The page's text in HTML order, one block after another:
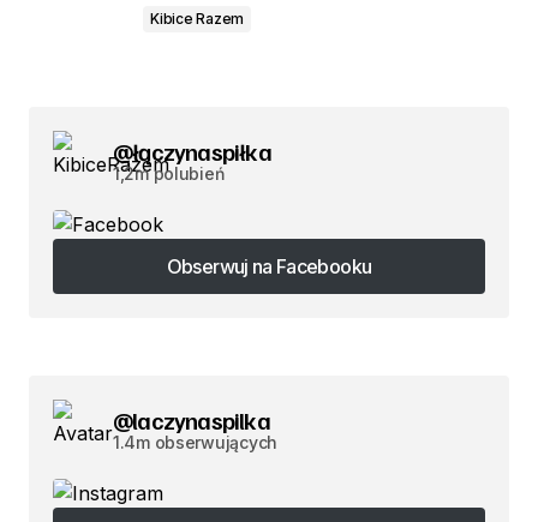
Kibice Razem
@łączynaspiłka
1,2m polubień
Obserwuj na Facebooku
Obserwuj na Facebooku
@laczynaspilka
1.4m obserwujących